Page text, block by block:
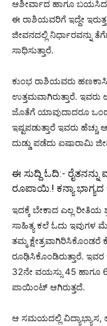
ಆಶೀರ್ವಾದ ಹಾಗೂ ಬಯಸಿದ
ಈ ರಾಶಿಯವರಿಗೆ ಇದ್ದೇ
ಜೀವನದಲ್ಲಿ ನಿರ್ಧಾರವನ್ನು
ಸಾಧಿಸುತ್ತಾರೆ.
ಕುಂಭ ರಾಶಿಯವರು
ಉತ್ತಮವಾಗಿರುತ್ತಾರೆ.
ಜೊತೆಗೆ ಯಾವುದಾದರೂ
ಇಷ್ಟಪಡುತ್ತಾರೆ ಇವರು
ದುಡ್ಡು ಪಡೆದು ಐಷಾರಾಮಿ
ಈ ಸುದ್ದಿ ಓದಿ:-
ರೂಪಾಯಿ.! ಕನ್ಯಾ ಭಾಗ್ಯದ
ಇದಕ್ಕೆ ಬೇಕಾದ ಎಲ್ಲ ರೀತಿಯ
ಸಾಹಿತ್ಯ ಕಲೆ ಓದು ಇವುಗಳ
ತಮ್ಮ
ರೂಢಿಸಿಕೊಂಡಿರುತ್ತಾರೆ.
32ನೇ ವಯಸ್ಸು 45 ಹಾಗೂ
ಪಾಯಿಂಟ್ ಆಗಿರುತ್ತದೆ.
ಆ ಸಮಯದಲ್ಲಿ ವಿದ್ಯಾಭ್ಯಾಸ,